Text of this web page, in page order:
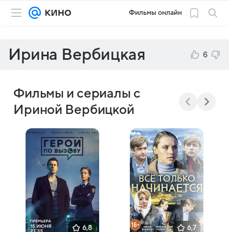
Фильмы онлайн
Ирина Вербицкая 6
Фильмы и сериалы с
Ириной Вербицкой
6,8 6,7